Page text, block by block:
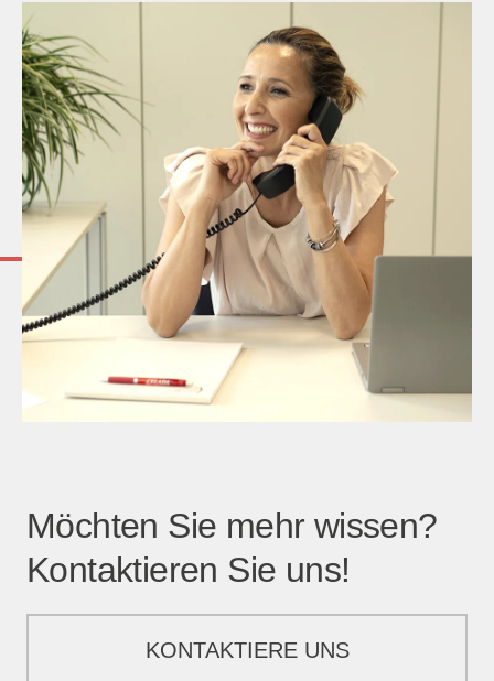
Möchten Sie mehr wissen?
Kontaktieren Sie uns!
KONTAKTIERE UNS